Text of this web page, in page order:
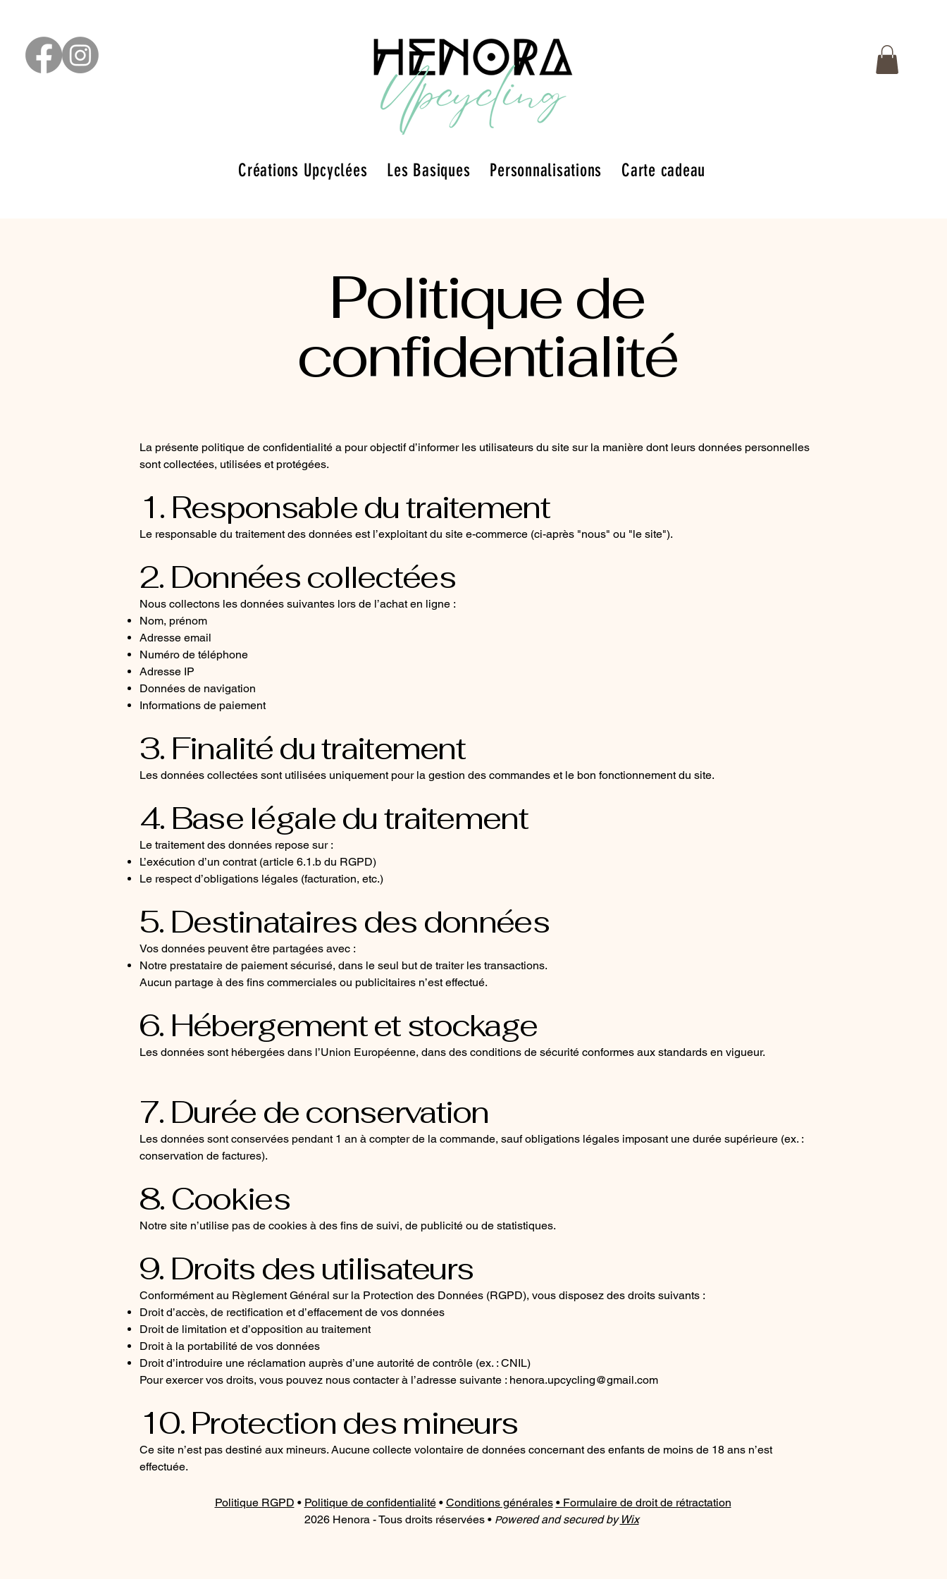
Créations Upcyclées Les Basiques Personnalisations Carte cadeau
Politique de
confidentialité
La présente politique de confidentialité a pour objectif d’informer les utilisateurs du site sur la manière dont leurs données personnelles
sont collectées, utilisées et protégées.
1. Responsable du traitement
Le responsable du traitement des données est l’exploitant du site e-commerce (ci-après "nous" ou "le site").
2. Données collectées
Nous collectons les données suivantes lors de l’achat en ligne :
Nom, prénom
Adresse email
Numéro de téléphone
Adresse IP
Données de navigation
Informations de paiement
3. Finalité du traitement
Les données collectées sont utilisées uniquement pour la gestion des commandes et le bon fonctionnement du site.
4. Base légale du traitement
Le traitement des données repose sur :
L’exécution d’un contrat (article 6.1.b du RGPD)
Le respect d’obligations légales (facturation, etc.)
5. Destinataires des données
Vos données peuvent être partagées avec :
Notre prestataire de paiement sécurisé, dans le seul but de traiter les transactions.
Aucun partage à des fins commerciales ou publicitaires n’est effectué.
6. Hébergement et stockage
Les données sont hébergées dans l’Union Européenne, dans des conditions de sécurité conformes aux standards en vigueur.
7. Durée de conservation
Les données sont conservées pendant 1 an à compter de la commande, sauf obligations légales imposant une durée supérieure (ex. :
conservation de factures).
8. Cookies
Notre site n’utilise pas de cookies à des fins de suivi, de publicité ou de statistiques.
9. Droits des utilisateurs
Conformément au Règlement Général sur la Protection des Données (RGPD), vous disposez des droits suivants :
Droit d’accès, de rectification et d’effacement de vos données
Droit de limitation et d’opposition au traitement
Droit à la portabilité de vos données
Droit d’introduire une réclamation auprès d’une autorité de contrôle (ex. : CNIL)
Pour exercer vos droits, vous pouvez nous contacter à l’adresse suivante : henora.upcycling@gmail.com
10. Protection des mineurs
Ce site n’est pas destiné aux mineurs. Aucune collecte volontaire de données concernant des enfants de moins de 18 ans n’est
effectuée.
Politique RGPD • Politique de confidentialité• Conditions générales • Formulaire de droit de rétractation
2026 Henora -Tous droits réservées​ • Powered and secured by Wix